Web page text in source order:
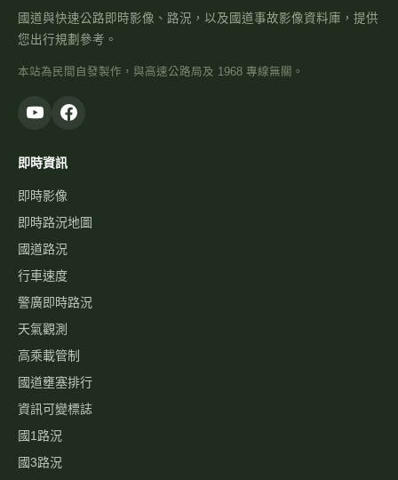
國道與快速公路即時影像、路況，以及國道事故影像資料庫，提供
您出行規劃參考。
本站為民間自發製作，與高速公路局及 1968 專線無關。
即時資訊
即時影像
即時路況地圖
國道路況
行車速度
警廣即時路況
天氣觀測
高乘載管制
國道壅塞排行
資訊可變標誌
國1路況
國3路況